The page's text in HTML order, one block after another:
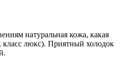
натуральная кожа, какая
класс люкс). Приятный холодок